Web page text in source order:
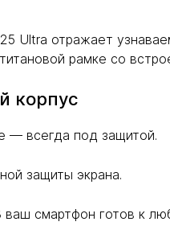
Ultra отражает
рамке со
корпус
— всегда под защитой.
защиты экрана.
смартфон готов к